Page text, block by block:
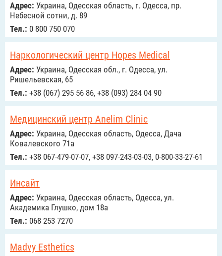
Адрес: Украина, Одесская область, г. Одесса, пр.
Небесной сотни, д. 89
Тел.: 0 800 750 070
Наркологический центр Hopes Medical
Адрес: Украина, Одесская обл., г. Одесса, ул.
Ришельевская, 65
Тел.: +38 (067) 295 56 86, +38 (093) 284 04 90
Медицинский центр Anelim Clinic
Адрес: Украина, Одесская область, Одесса, Дача
Ковалевского 71а
Тел.: +38 067-479-07-07, +38 097-243-03-03, 0-800-33-27-61
Инсайт
Адрес: Украина, Одесская область, Одесса, ул.
Академика Глушко, дом 18а
Тел.: 068 253 7270
Madvy Esthetics